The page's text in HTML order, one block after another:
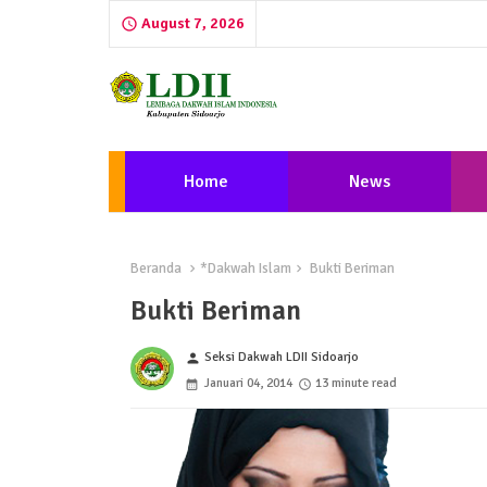
August 7, 2026
Home News
Beranda *Dakwah Islam Bukti Beriman
Bukti Beriman
person Seksi Dakwah LDII Sidoarjo
Januari 04, 2014
13 minute read